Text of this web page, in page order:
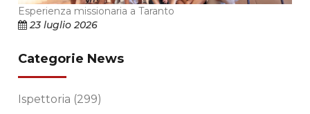
Esperienza missionaria a Taranto
23 luglio 2026
Categorie News
Ispettoria (299)